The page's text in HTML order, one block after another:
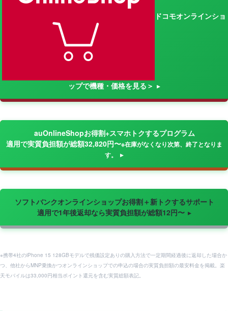
ドコモオンラインショ
ップで機種・価格を見る＞
auOnlineShopお得割+スマホトクするプログラム
適用で実質負担額が総額32,820円〜※在庫がなくなり次第、終了となりま
す。
ソフトバンクオンラインショップお得割＋新トクするサポート
適用で1年後返却なら実質負担額が総額12円〜
※携帯4社のiPhone 15 128GBモデルで残価設定ありの購入方法で一定期間経過後に返却した場合か
つ、他社からMNP乗換かつオンラインショップでの申込の場合の実質負担額の最安料金を掲載。楽
天モバイルは33,000円相当ポイント還元を含む実質総額表記。